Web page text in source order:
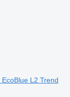
L2 Trend